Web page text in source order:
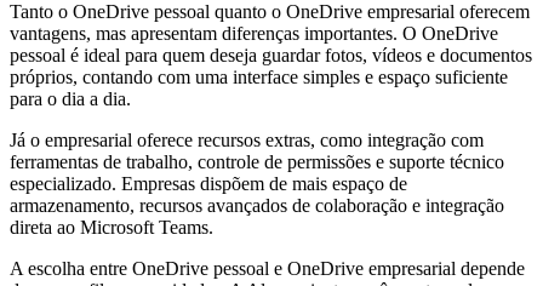
Tanto o OneDrive pessoal quanto o OneDrive empresarial oferecem
vantagens, mas apresentam diferenças importantes. O OneDrive
pessoal é ideal para quem deseja guardar fotos, vídeos e documentos
próprios, contando com uma interface simples e espaço suficiente
para o dia a dia.
Já o empresarial oferece recursos extras, como integração com
ferramentas de trabalho, controle de permissões e suporte técnico
especializado. Empresas dispõem de mais espaço de
armazenamento, recursos avançados de colaboração e integração
direta ao Microsoft Teams.
A escolha entre OneDrive pessoal e OneDrive empresarial depende